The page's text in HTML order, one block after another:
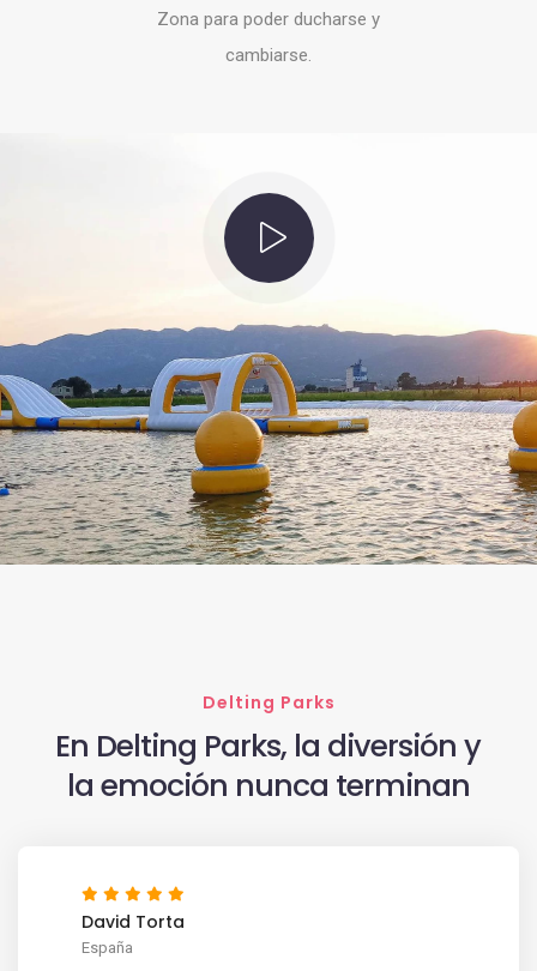
Zona para poder ducharse y
cambiarse.
Delting Parks
En Delting Parks, la diversión y
la emoción nunca terminan
David Torta
España